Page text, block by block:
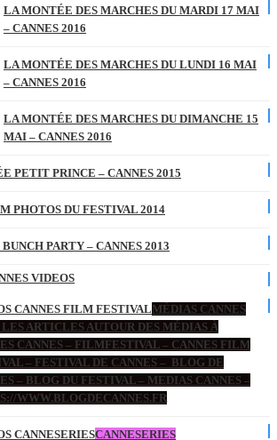
LA MONTÉE DES MARCHES DU MARDI 17 MAI
– CANNES 2016
LA MONTÉE DES MARCHES DU LUNDI 16 MAI
– CANNES 2016
LA MONTÉE DES MARCHES DU DIMANCHE 15
MAI – CANNES 2016
PETIT PRINCE – CANNES 2015
PHOTOS DU FESTIVAL 2014
PARTY – CANNES 2013
VIDEOS
CANNES FILM FESTIVALMÉDIAS CANNES
LES ARTICLES AUTOUR DES MÉDIAS À
CANNES – FILMFESTIVAL – CANNES FILM
– FESTIVAL DE CANNES – BLOG DE
– BLOG DU FESTIVAL – MEDIAS CANNES –
WWW.BLOGDECANNES.FR
CANNESERIESCANNESERIES